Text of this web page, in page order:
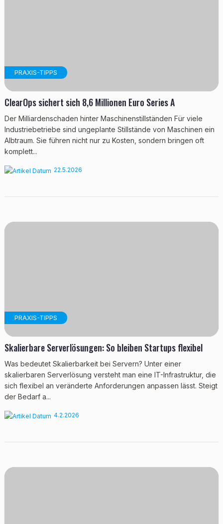
PRAXIS-TIPPS
ClearOps sichert sich 8,6 Millionen Euro Series A
Der Milliardenschaden hinter Maschinenstillständen Für viele
Industriebetriebe sind ungeplante Stillstände von Maschinen ein
Albtraum. Sie führen nicht nur zu Kosten, sondern bringen oft
komplett...
22.5.2026
PRAXIS-TIPPS
Skalierbare Serverlösungen: So bleiben Startups flexibel
Was bedeutet Skalierbarkeit bei Servern? Unter einer
skalierbaren Serverlösung versteht man eine IT-Infrastruktur, die
sich flexibel an veränderte Anforderungen anpassen lässt. Steigt
der Bedarf a...
4.2.2026